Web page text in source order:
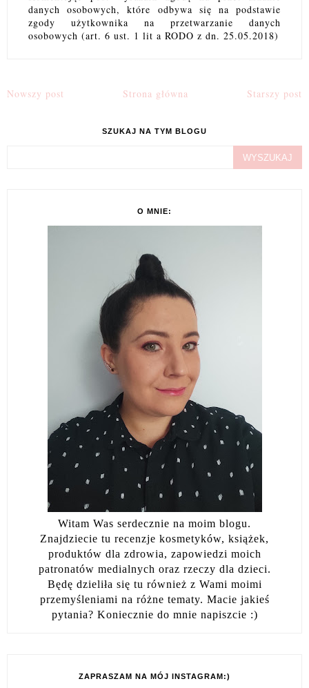
danych osobowych, które odbywa się na podstawie
zgody użytkownika na przetwarzanie danych
osobowych (art. 6 ust. 1 lit a RODO z dn. 25.05.2018)
Nowszy post Starszy post
Strona główna
SZUKAJ NA TYM BLOGU
O MNIE:
Witam Was serdecznie na moim blogu.
Znajdziecie tu recenzje kosmetyków, książek,
produktów dla zdrowia, zapowiedzi moich
patronatów medialnych oraz rzeczy dla dzieci.
Będę dzieliła się tu również z Wami moimi
przemyśleniami na różne tematy. Macie jakieś
pytania? Koniecznie do mnie napiszcie :)
ZAPRASZAM NA MÓJ INSTAGRAM:)